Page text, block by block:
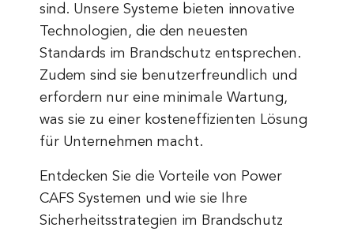
sind. Unsere Systeme bieten innovative
Technologien, die den neuesten
Standards im Brandschutz entsprechen.
Zudem sind sie benutzerfreundlich und
erfordern nur eine minimale Wartung,
was sie zu einer kosteneffizienten Lösung
für Unternehmen macht.
Entdecken Sie die Vorteile von Power
CAFS Systemen und wie sie Ihre
Sicherheitsstrategien im Brandschutz